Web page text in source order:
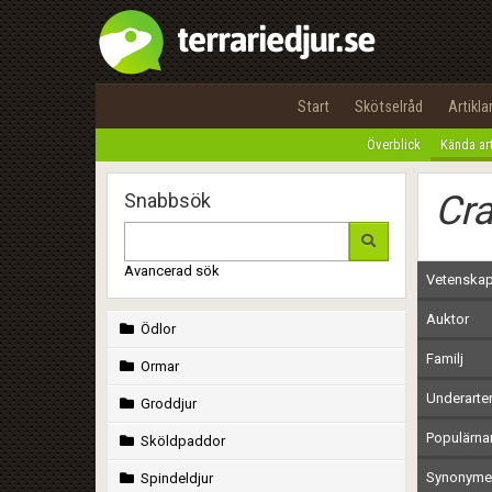
Start Skötselråd Artiklar
Överblick Kända
Snabbsök
Avancerad sök
Ödlor
Ormar
Groddjur
Sköldpaddor
Spindeldjur
Auktor
Familj
Underarter